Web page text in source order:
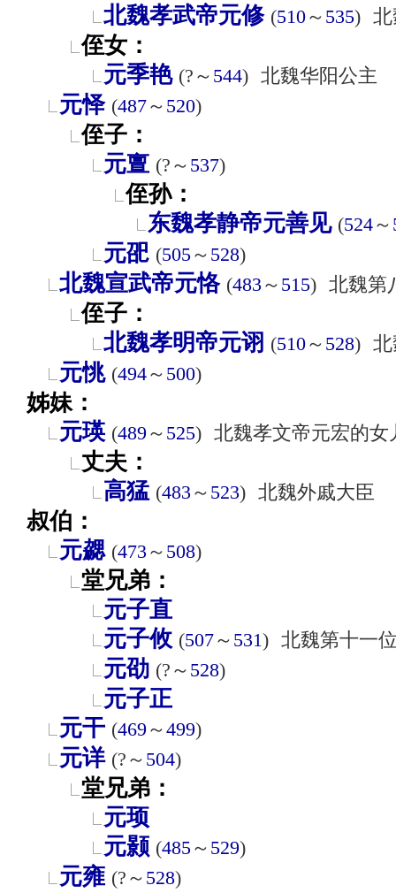
北魏孝武帝元修 (510～ 535)
侄女：
元季艳 (?～ 544) 北魏华阳公主
元怿 (487～ 520)
侄子：
元亶 (?～ 537)
侄孙：
东魏孝静帝元善见 (524～
元巶 (505～ 528)
北魏宣武帝元恪 (483 ～ 515) 北魏第
侄子：
北魏孝明帝元诩 (510～ 528)
元恌 (494～ 500)
姊妹：
元瑛 (489 ～ 525) 北魏孝文帝元宏的女
丈夫：
高猛 (483 ～ 523) 北魏外戚大臣
叔伯：
元勰 (473 ～ 508)
堂兄弟：
元子直
元子攸 (507～ 531) 北魏第十一
元劭 (?～ 528)
元子正
元干 (469 ～499)
元详 (?～ 504)
堂兄弟：
元顼
元颢 (485～ 529)
元雍 (?～ 528)